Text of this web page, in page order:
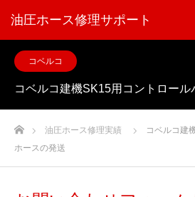
油圧ホース修理サポート
コベルコ
コベルコ建機SK15用コントロール
ホーム油圧ホース修理実績
コベルコ建
ホースの発送